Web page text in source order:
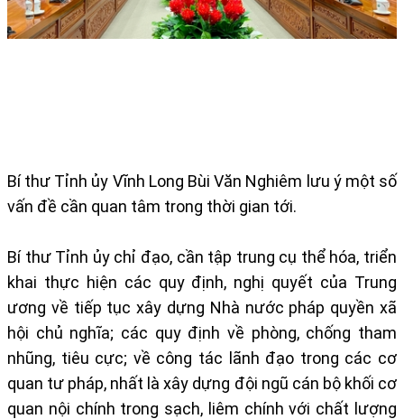
Bí thư Tỉnh ủy Vĩnh Long Bùi Văn Nghiêm lưu ý một số
vấn đề cần quan tâm trong thời gian tới.
Bí thư Tỉnh ủy chỉ đạo, cần tập trung cụ thể hóa, triển
khai thực hiện các quy định, nghị quyết của Trung
ương về tiếp tục xây dựng Nhà nước pháp quyền xã
hội chủ nghĩa; các quy định về phòng, chống tham
nhũng, tiêu cực; về công tác lãnh đạo trong các cơ
quan tư pháp, nhất là xây dựng đội ngũ cán bộ khối cơ
quan nội chính trong sạch, liêm chính với chất lượng